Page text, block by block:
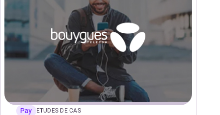
Pay ETUDES DE CAS